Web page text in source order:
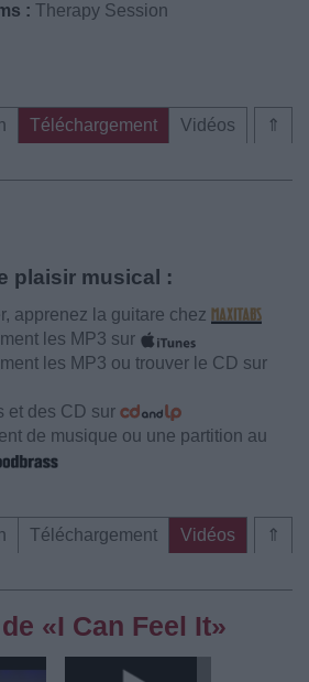
: Therapy Session
⇑
Téléchargement
Vidéos
plaisir musical :
apprenez la guitare chez
les MP3 sur
les MP3 ou trouver le CD sur
et des CD sur
de musique ou une partition au
⇑
Téléchargement
Vidéos
«I Can Feel It»